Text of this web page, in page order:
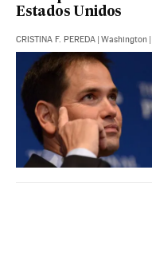
Estados Unidos
CRISTINA F. PEREDA | Washington |